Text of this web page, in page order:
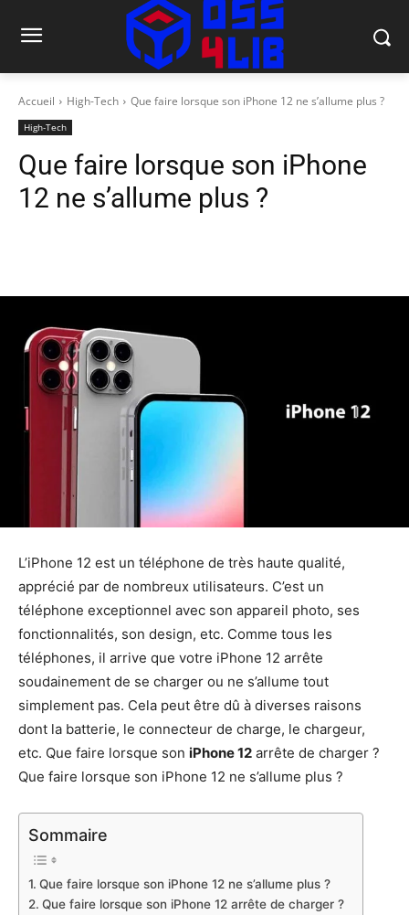
Accueil High-Tech Que faire lorsque son iPhone 12 ne s’allume plus ?
High-Tech
Que faire lorsque son iPhone
12 ne s’allume plus ?
L’iPhone 12 est un téléphone de très haute qualité,
apprécié par de nombreux utilisateurs. C’est un
téléphone exceptionnel avec son appareil photo, ses
fonctionnalités, son design, etc. Comme tous les
téléphones, il arrive que votre iPhone 12 arrête
soudainement de se charger ou ne s’allume tout
simplement pas. Cela peut être dû à diverses raisons
dont la batterie, le connecteur de charge, le chargeur,
etc. Que faire lorsque son iPhone 12 arrête de charger ?
Que faire lorsque son iPhone 12 ne s’allume plus ?
Sommaire
Que faire lorsque son iPhone 12 ne s’allume plus ?
Que faire lorsque son iPhone 12 arrête de charger ?